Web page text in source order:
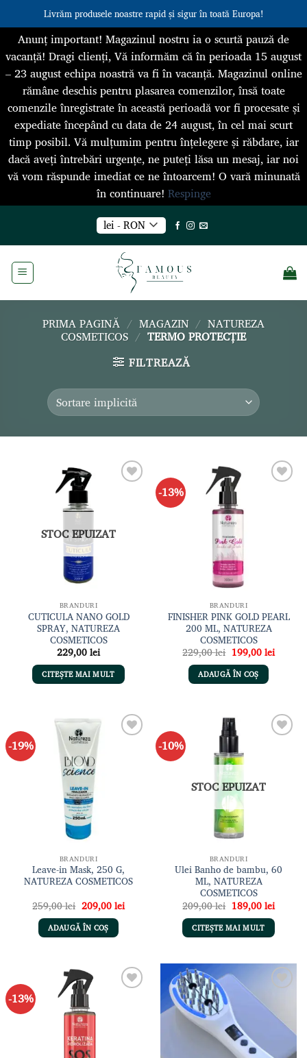
Livrăm produsele noastre rapid și sigur în toată Europa!
Anunț important! Magazinul nostru ia o scurtă pauză de
vacanță! Dragi clienți, Vă informăm că în perioada 15 august
– 23 august echipa noastră va fi în vacanță. Magazinul online
rămâne deschis pentru plasarea comenzilor, însă toate
comenzile înregistrate în această perioadă vor fi procesate și
expediate începând cu data de 24 august, în cel mai scurt
timp posibil. Vă mulțumim pentru înțelegere și răbdare, iar
dacă aveți întrebări urgențe, ne puteți lăsa un mesaj, iar noi
vă vom răspunde imediat ce ne întoarcem! O vară minunată
în continuare! Respinge
content
lei - RON
PRIMA PAGINĂ / MAGAZIN / NATUREZA
COSMETICOS / TERMO PROTECȚIE
FILTREAZĂ
STOC EPUIZAT
BRANDURI
CUTICULA NANO GOLD
SPRAY, NATUREZA
COSMETICOS
229,00lei
CITEȘTE MAI MULT
-13%
BRANDURI
FINISHER PINK GOLD PEARL
200 ML, NATUREZA
COSMETICOS
229,00lei Prețul
inițial
a
fost:
229,00 lei.
199,00leiPrețul
curent
ADAUGĂ ÎN COȘ
-19%
BRANDURI
Leave-in Mask, 250 G,
NATUREZA COSMETICOS
259,00lei Prețul
inițial
a
fost:
259,00 lei.
209,00leiPrețul
curent
ADAUGĂ ÎN COȘ
-10%
STOC EPUIZAT
BRANDURI
Ulei Banho de bambu, 60
ML, NATUREZA
COSMETICOS
209,00lei Prețul
inițial
a
fost:
209,00 lei.
189,00leiPrețul
curent
este:
189,00
CITEȘTE MAI MULT
-13% la lista
de
dorințe